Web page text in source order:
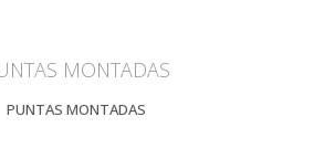
MONTADAS
PUNTAS MONTADAS